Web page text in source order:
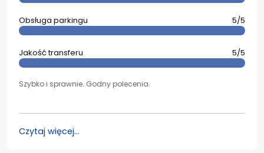
Obsługa parkingu 5/5
Jakość transferu 5/5
Szybko i sprawnie. Godny polecenia.
Czytaj więcej...